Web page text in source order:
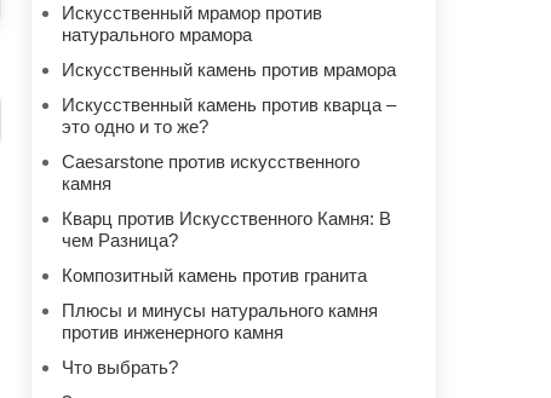
Искусственный мрамор против
натурального мрамора
Искусственный камень против мрамора
Искусственный камень против кварца –
это одно и то же?
Caesarstone против искусственного
камня
Кварц против Искусственного Камня: В
чем Разница?
Композитный камень против гранита
Плюсы и минусы натурального камня
против инженерного камня
Что выбрать?